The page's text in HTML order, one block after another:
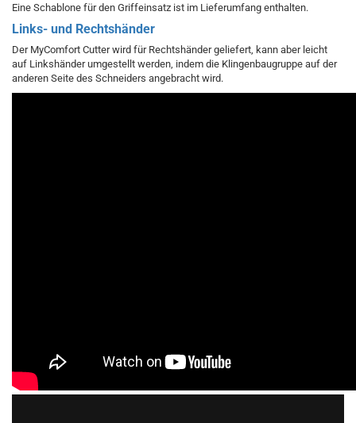
Eine Schablone für den Griffeinsatz ist im Lieferumfang enthalten.
Links- und Rechtshänder
Der MyComfort Cutter wird für Rechtshänder geliefert, kann aber leicht
auf Linkshänder umgestellt werden, indem die Klingenbaugruppe auf der
anderen Seite des Schneiders angebracht wird.